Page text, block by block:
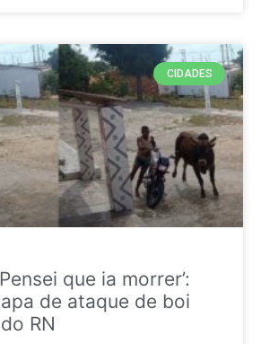
CIDADES
que ia morrer’:
de ataque de boi
RN